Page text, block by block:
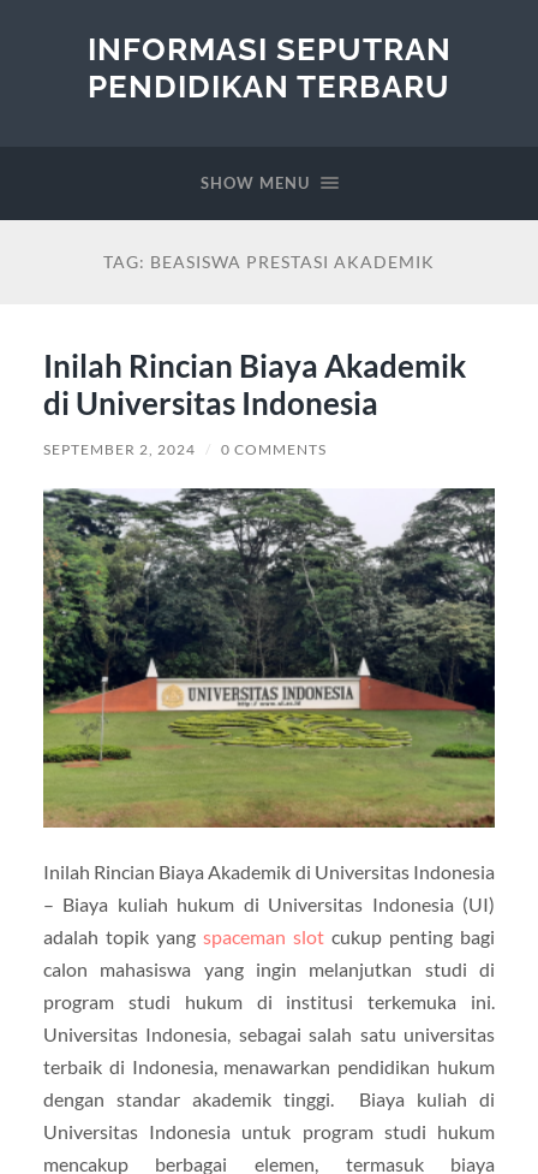
INFORMASI SEPUTRAN
PENDIDIKAN TERBARU
SHOW MENU
TAG: BEASISWA PRESTASI AKADEMIK
Inilah Rincian Biaya Akademik
di Universitas Indonesia
SEPTEMBER 2, 2024 / 0 COMMENTS
Inilah Rincian Biaya Akademik di Universitas Indonesia
– Biaya kuliah hukum di Universitas Indonesia (UI)
adalah topik yang spaceman slot cukup penting bagi
calon mahasiswa yang ingin melanjutkan studi di
program studi hukum di institusi terkemuka ini.
Universitas Indonesia, sebagai salah satu universitas
terbaik di Indonesia, menawarkan pendidikan hukum
dengan standar akademik tinggi. Biaya kuliah di
Universitas Indonesia untuk program studi hukum
mencakup berbagai elemen, termasuk biaya